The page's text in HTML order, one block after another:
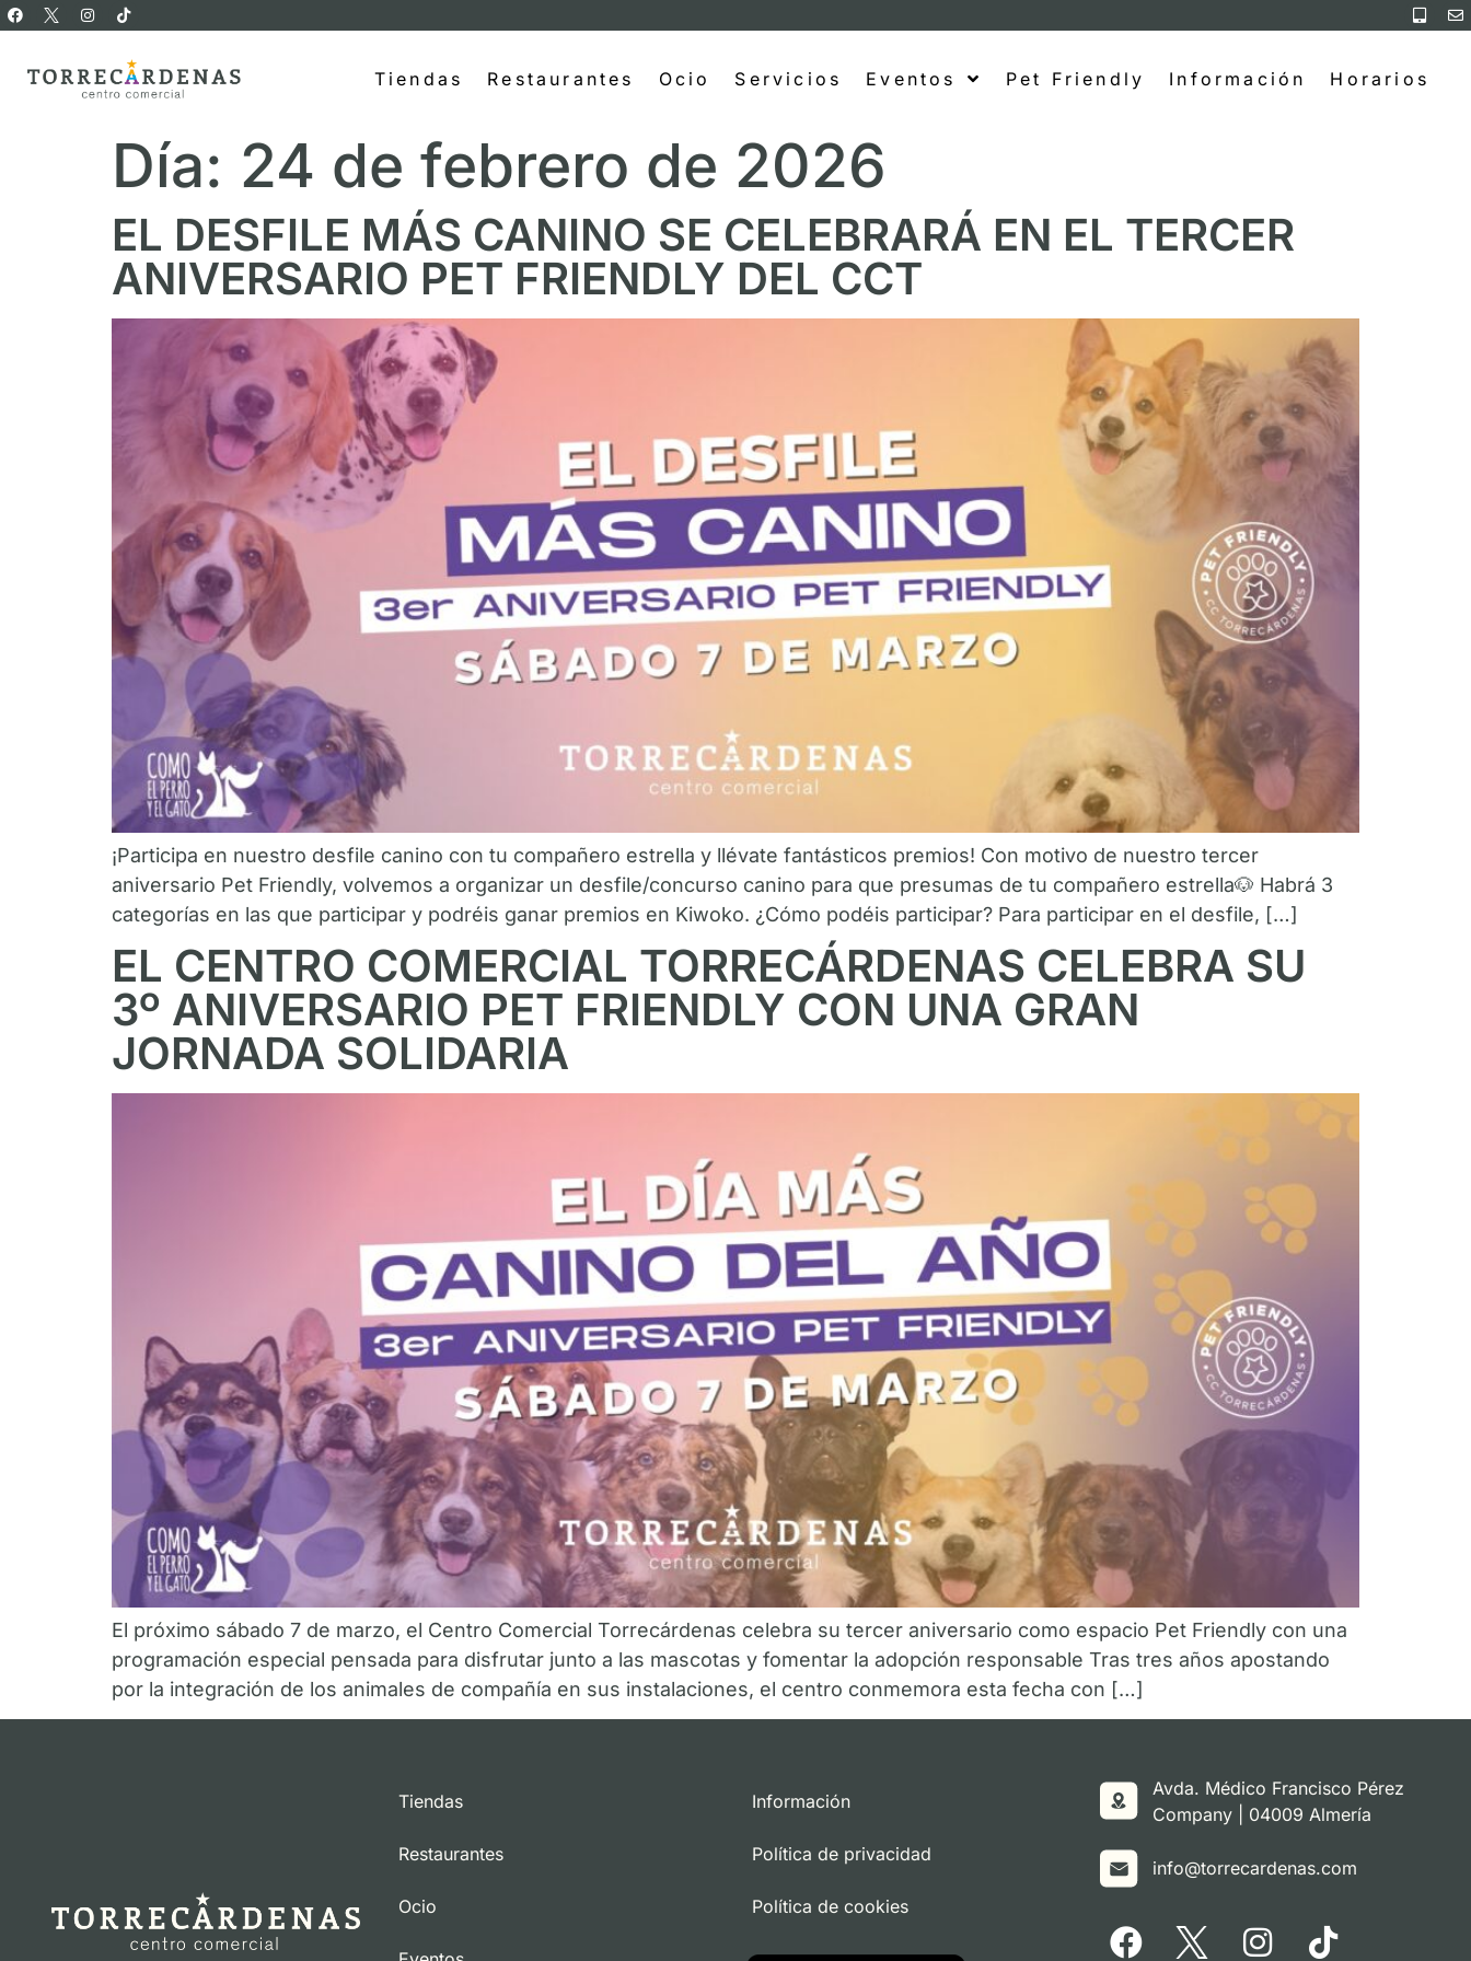
Tiendas Restaurantes Ocio Servicios Eventos Pet Friendly Información Horarios
Día: 24 de febrero de 2026
EL DESFILE MÁS CANINO SE CELEBRARÁ EN EL TERCER
ANIVERSARIO PET FRIENDLY DEL CCT
¡Participa en nuestro desfile canino con tu compañero estrella y llévate fantásticos premios! Con motivo de nuestro tercer
aniversario Pet Friendly, volvemos a organizar un desfile/concurso canino para que presumas de tu compañero estrella🐶 Habrá 3
categorías en las que participar y podréis ganar premios en Kiwoko. ¿Cómo podéis participar? Para participar en el desfile, […]
EL CENTRO COMERCIAL TORRECÁRDENAS CELEBRA SU
3º ANIVERSARIO PET FRIENDLY CON UNA GRAN
JORNADA SOLIDARIA
El próximo sábado 7 de marzo, el Centro Comercial Torrecárdenas celebra su tercer aniversario como espacio Pet Friendly con una
programación especial pensada para disfrutar junto a las mascotas y fomentar la adopción responsable Tras tres años apostando
por la integración de los animales de compañía en sus instalaciones, el centro conmemora esta fecha con […]
Tiendas
Restaurantes
Ocio
Información
Política de privacidad
Política de cookies
Avda. Médico Francisco Pérez
Company | 04009 Almería
info@torrecardenas.com